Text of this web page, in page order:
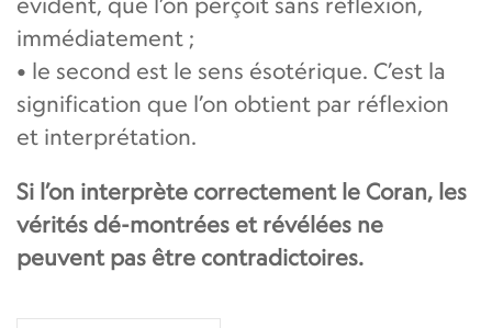
immédiatement ;
• le second est le sens ésotérique. C’est la
signification que l’on obtient par réflexion
et interprétation.
Si l’on interprète correctement le Coran, les
vérités dé-montrées et révélées ne
peuvent pas être contradictoires.